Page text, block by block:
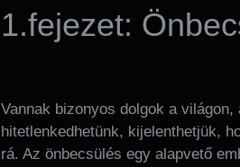
1.fejezet:
Vannak bizonyos dolgok a
hitetlenkedhetünk, kijelenthetjük,
rá. Az önbecsülés egy alapvető